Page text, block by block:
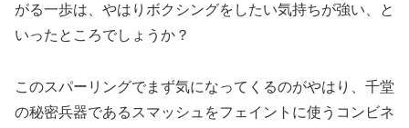
がる一歩は、やはりボクシングをしたい気持ちが強い、と
いったところでしょうか？
このスパーリングでまず気になってくるのがやはり、千堂
の秘密兵器であるスマッシュをフェイントに使うコンビネ